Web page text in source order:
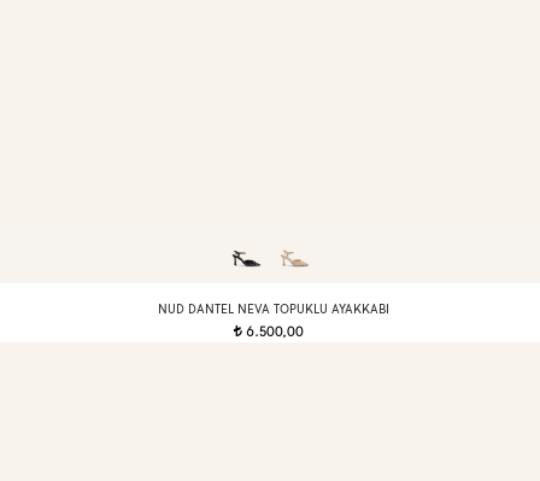
NUD DANTEL NEVA TOPUKLU AYAKKABI
t 6.500,00